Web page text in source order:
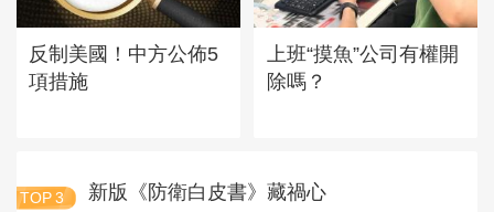
反制美國！中方公佈5
項措施
上班“摸魚”公司有權開
除嗎？
TOP 3 新版《防衛白皮書》藏禍心